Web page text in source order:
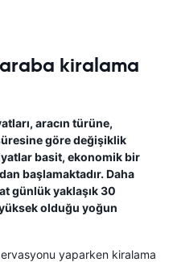
kiralama
aracın türüne,
göre değişiklik
basit, ekonomik bir
başlamaktadır. Daha
günlük yaklaşık 30
olduğu yoğun
yaparken kiralama